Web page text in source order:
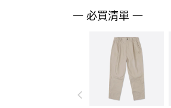
一 必買清單 一